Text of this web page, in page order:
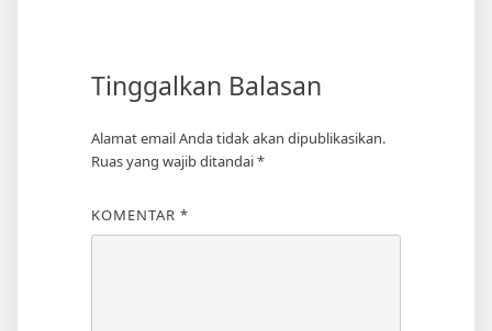
Tinggalkan Balasan
Alamat email Anda tidak akan dipublikasikan.
Ruas yang wajib ditandai*
KOMENTAR *